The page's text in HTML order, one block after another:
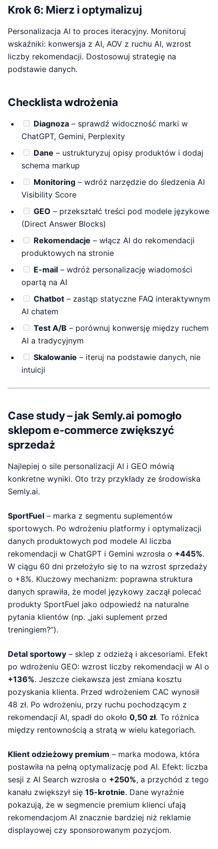
Krok 6: Mierz i optymalizuj
Personalizacja AI to proces iteracyjny. Monitoruj
wskaźniki: konwersja z AI, AOV z ruchu AI, wzrost
liczby rekomendacji. Dostosowuj strategię na
podstawie danych.
Checklista wdrożenia
Diagnoza – sprawdź widoczność marki w
ChatGPT, Gemini, Perplexity
Dane – ustrukturyzuj opisy produktów i dodaj
schema markup
Monitoring – wdróż narzędzie do śledzenia AI
Visibility Score
GEO – przekształć treści pod modele językowe
(Direct Answer Blocks)
Rekomendacje – włącz AI do rekomendacji
produktowych na stronie
E-mail – wdróż personalizację wiadomości
opartą na AI
Chatbot – zastąp statyczne FAQ interaktywnym
AI chatem
Test A/B – porównuj konwersję między ruchem
AI a tradycyjnym
Skalowanie – iteruj na podstawie danych, nie
intuicji
Case study – jak Semly.ai pomogło
sklepom e-commerce zwiększyć
sprzedaż
Najlepiej o sile personalizacji AI i GEO mówią
konkretne wyniki. Oto trzy przykłady ze środowiska
Semly.ai.
SportFuel – marka z segmentu suplementów
sportowych. Po wdrożeniu platformy i optymalizacji
danych produktowych pod modele AI liczba
rekomendacji w ChatGPT i Gemini wzrosła o +445%.
W ciągu 60 dni przełożyło się to na wzrost sprzedaży
o +8%. Kluczowy mechanizm: poprawna struktura
danych sprawiła, że model językowy zaczął polecać
produkty SportFuel jako odpowiedź na naturalne
pytania klientów (np. „jaki suplement przed
treningiem?”).
Detal sportowy – sklep z odzieżą i akcesoriami. Efekt
po wdrożeniu GEO: wzrost liczby rekomendacji w AI o
+136%. Jeszcze ciekawsza jest zmiana kosztu
pozyskania klienta. Przed wdrożeniem CAC wynosił
48 zł. Po wdrożeniu, przy ruchu pochodzącym z
rekomendacji AI, spadł do około 0,50 zł. To różnica
między rentownością a stratą w wielu kategoriach.
Klient odzieżowy premium – marka modowa, która
postawiła na pełną optymalizację pod AI. Efekt: liczba
sesji z AI Search wzrosła o +250%, a przychód z tego
kanału zwiększył się 15-krotnie. Dane wyraźnie
pokazują, że w segmencie premium klienci ufają
rekomendacjom AI znacznie bardziej niż reklamie
displayowej czy sponsorowanym pozycjom.